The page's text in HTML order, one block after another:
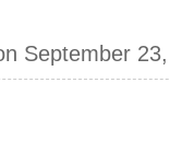
September